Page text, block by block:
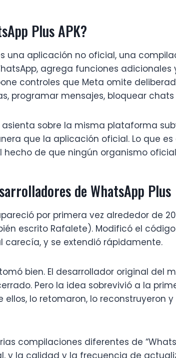
Plus APK?
una aplicación no oficial, una
agrega funciones
controles que Meta omite
programar mensajes, bloquear
asienta sobre la misma plataforma
que la aplicación oficial. Lo que
hecho de que ningún organismo
de WhatsApp Plus
por primera vez alrededor de
escrito Rafalete). Modificó el
carecía, y se extendió rápidamente.
bien. El desarrollador original
Pero la idea sobrevivió a la
ellos, lo retomaron, lo reconstruyeron
compilaciones diferentes de